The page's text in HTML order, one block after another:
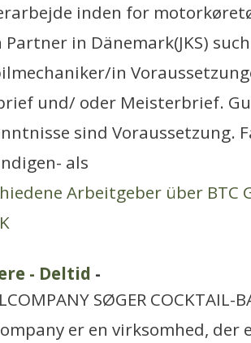
inden for
Partner in Dänemark(JKS)
in
und/ oder Meisterbrief.
sind Voraussetzung.
als
Arbeitgeber über BTC
- Deltid -
SØGER COCKTAIL-
er en virksomhed, der